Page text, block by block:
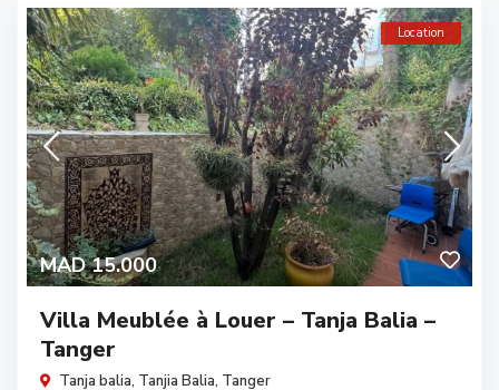
MAD 15.000
Location
Villa Meublée à Louer – Tanja Balia –
Tanger
Tanja balia, Tanjia Balia, Tanger